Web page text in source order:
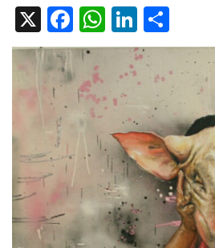
X Facebook
WhatsApp
LinkedIn